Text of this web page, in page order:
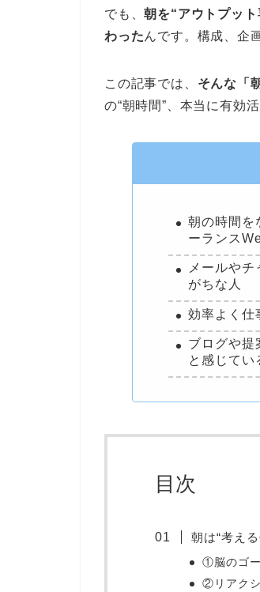
でも、朝を“アウトプッ
わったんです。構成、企
この記事では、 そんな「
の“朝時間”、本当に有効
朝の時間を
ーランス
メールや
がちな人
効率よく仕
ブログや提
と感じてい
目次
朝は“考え
①脳のゴー
②リアク